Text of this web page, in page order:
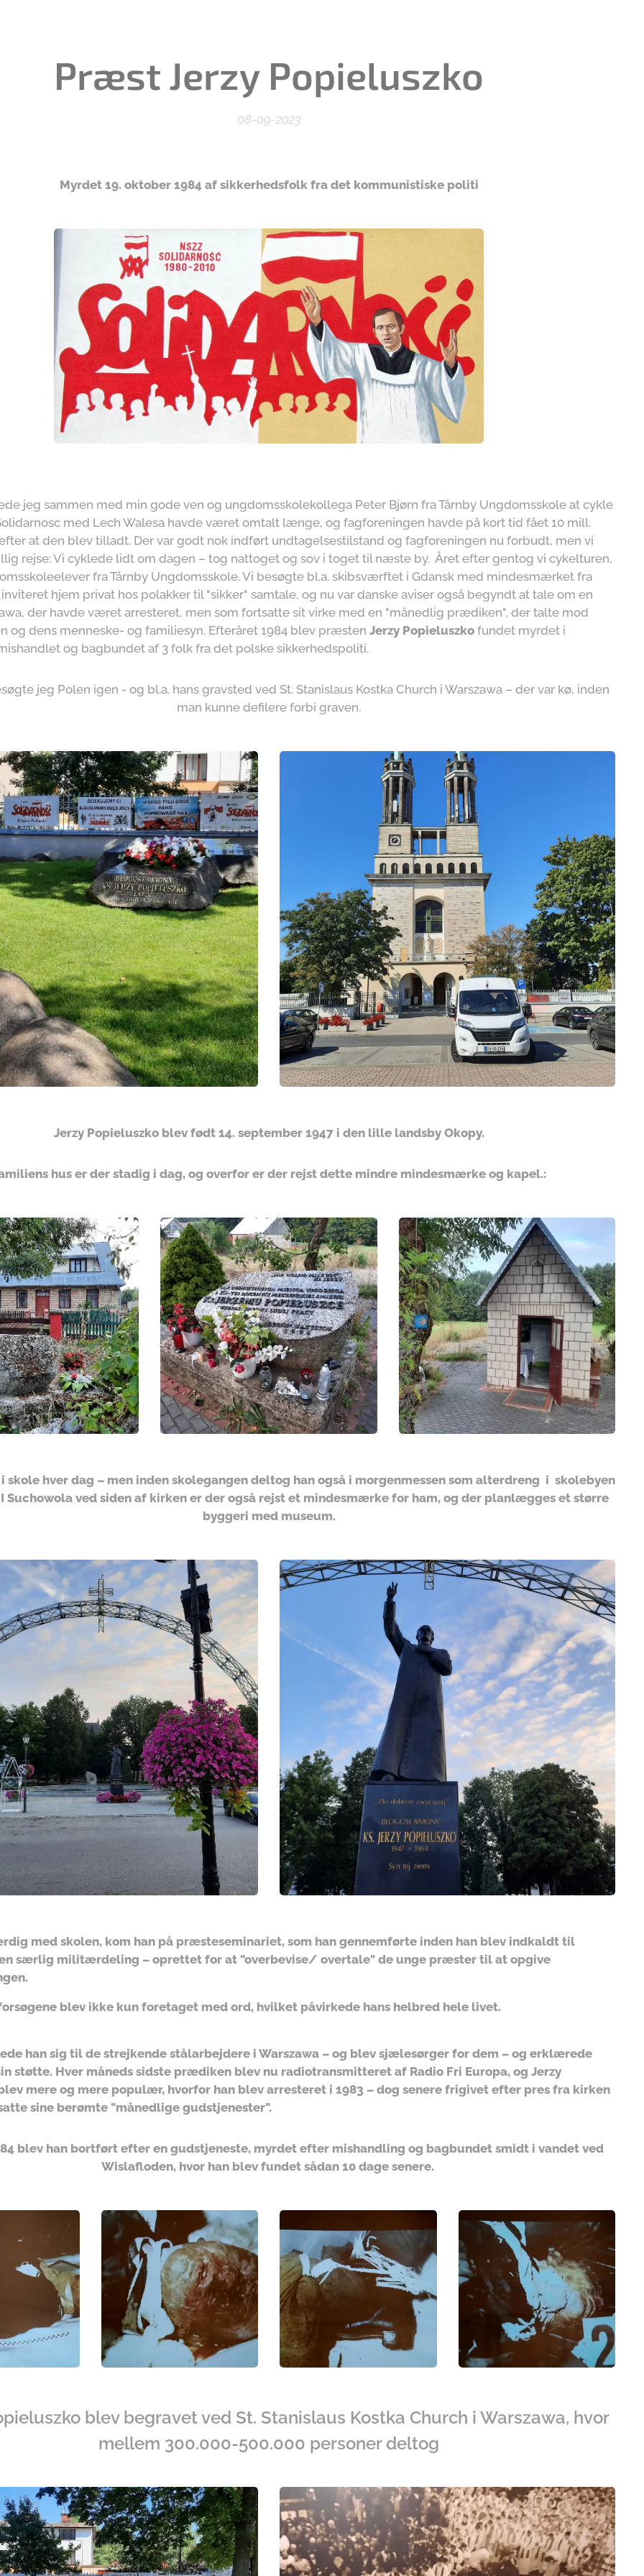
Præst Jerzy Popieluszko
08-09-2023
Myrdet 19. oktober 1984 af sikkerhedsfolk fra det kommunistiske politi
jeg sammen med min gode ven og ungdomsskolekollega Peter Bjørn fra Tårnby Ungdomsskole at cykle
med Lech Walesa havde været omtalt længe, og fagforeningen havde på kort tid fået 10 mill.
at den blev tilladt. Der var godt nok indført undtagelsestilstand og fagforeningen nu forbudt, men vi
rejse: Vi cyklede lidt om dagen – tog nattoget og sov i toget til næste by. Året efter gentog vi cykelturen,
fra Tårnby Ungdomsskole. Vi besøgte bl.a. skibsværftet i Gdansk med mindesmærket fra
hjem privat hos polakker til "sikker" samtale, og nu var danske aviser også begyndt at tale om en
der havde været arresteret, men som fortsatte sit virke med en "månedlig prædiken", der talte mod
og dens menneske- og familiesyn. Efteråret 1984 blev præsten Jerzy Popieluszko fundet myrdet i
og bagbundet af 3 folk fra det polske sikkerhedspoliti.
jeg Polen igen - og bl.a. hans gravsted ved St. Stanislaus Kostka Church i Warszawa – der var kø, inden
man kunne defilere forbi graven.
Jerzy Popieluszko blev født 14. september 1947 i den lille landsby Okopy.
hus er der stadig i dag, og overfor er der rejst dette mindre mindesmærke og kapel.:
skole hver dag – men inden skolegangen deltog han også i morgenmessen som alterdreng i skolebyen
Suchowola ved siden af kirken er der også rejst et mindesmærke for ham, og der planlægges et større
byggeri med museum.
med skolen, kom han på præsteseminariet, som han gennemførte inden han blev indkaldt til
særlig militærdeling – oprettet for at "overbevise/ overtale" de unge præster til at opgive
blev ikke kun foretaget med ord, hvilket påvirkede hans helbred hele livet.
han sig til de strejkende stålarbejdere i Warszawa – og blev sjælesørger for dem – og erklærede
støtte. Hver måneds sidste prædiken blev nu radiotransmitteret af Radio Fri Europa, og Jerzy
mere og mere populær, hvorfor han blev arresteret i 1983 – dog senere frigivet efter pres fra kirken
sine berømte "månedlige gudstjenester".
blev han bortført efter en gudstjeneste, myrdet efter mishandling og bagbundet smidt i vandet ved
Wislafloden, hvor han blev fundet sådan 10 dage senere.
blev begravet ved St. Stanislaus Kostka Church i Warszawa, hvor
mellem 300.000-500.000 personer deltog